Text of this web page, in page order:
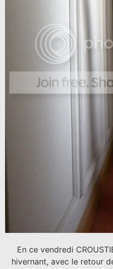
En ce vendredi
hivernant, avec le retour